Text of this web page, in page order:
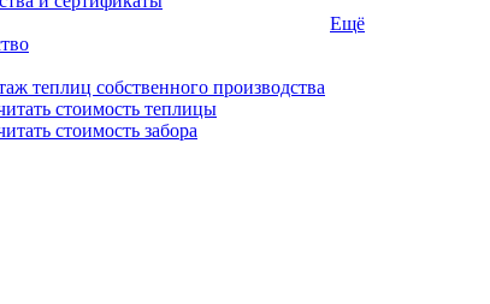
теплиц собственного производства
стоимость теплицы
стоимость забора
Ещё